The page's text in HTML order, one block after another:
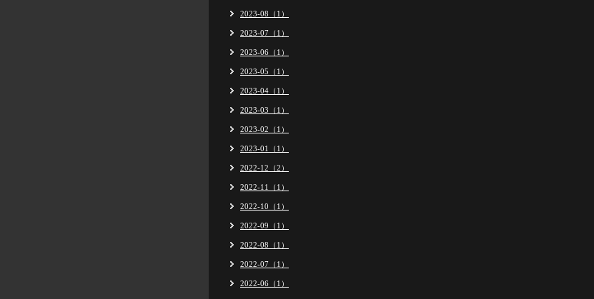
2023-08（1）
2023-07（1）
2023-06（1）
2023-05（1）
2023-04（1）
2023-03（1）
2023-02（1）
2023-01（1）
2022-12（2）
2022-11（1）
2022-10（1）
2022-09（1）
2022-08（1）
2022-07（1）
2022-06（1）